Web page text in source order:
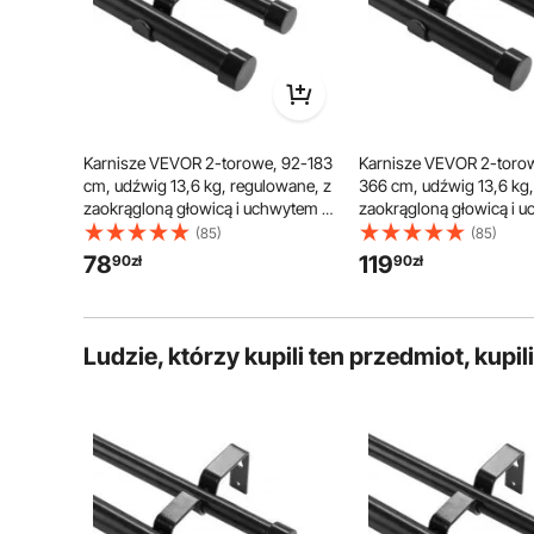
łatwością utrzyma nawet cięższe zasłony. Nie
Karnisze VEVOR 2-torowe, 92-183
cm, udźwig 13,6 kg, regulowane, z
zaokrągloną głowicą i uchwytem –
dekoracyjne osłony okienne do
salonu, sypialni, okna / czarne
(85)
7890zł
Karnisze VEVOR 2-
366 cm, udźwig 13,6
zaokrągloną głowicą i
dekoracyjne osłony
salonu, sypialni, okna /
(85)
11990zł
Ludzie, którzy kupili ten przedmiot,